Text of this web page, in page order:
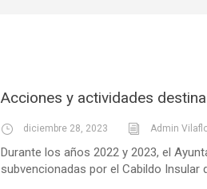
Acciones y actividades
diciembre 28, 2023 Admin
Durante los años 2022 y 2023, el
subvencionadas por el Cabildo Insular